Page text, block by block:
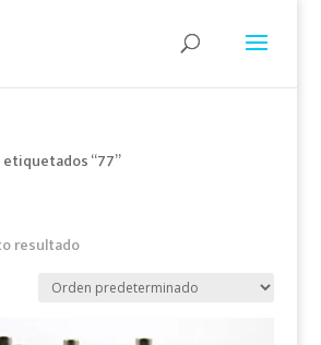
“77”
resultado